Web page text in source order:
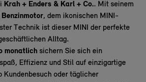
Krah + Enders & Karl + Co.. Mit seinem
, dem ikonischen MINI-
Technik ist dieser MINI der perfekte
Alltag.
monatlich sichern Sie sich ein
Effizienz und Stil auf einzigartige
Kundenbesuch oder täglicher